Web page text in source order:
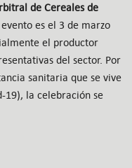
de Cereales de
es el 3 de marzo
el productor
del sector. Por
sanitaria que se vive
19), la celebración se